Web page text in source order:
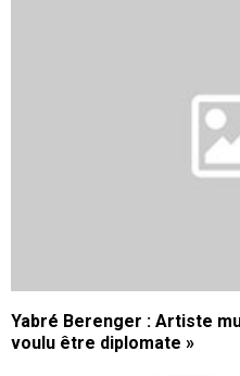
Yabré Berenger : Artiste
voulu être diplomate »